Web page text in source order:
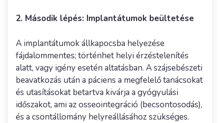
2. Második lépés: Implantátumok beültetése
A implantátumok állkapocsba helyezése
fájdalommentes; történhet helyi érzéstelenítés
alatt, vagy igény esetén altatásban. A szájsebészeti
beavatkozás után a páciens a megfelelő tanácsokat
és utasításokat betartva kivárja a gyógyulási
időszakot, ami az osseointegráció (becsontosodás),
és a csontállomány helyreállásához szükséges.